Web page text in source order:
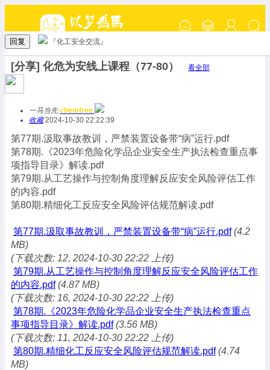
回复 『化工安全交流』
[分享] 化危为安线上课程（77-80） 看全部
一马当先 chemfree
收藏2024-10-30 22:22:39
第77期.汲取事故教训，严禁装置设备带“病”运行.pdf
第78期.《2023年危险化学品企业安全生产执法检查重点事
项指导目录》解读.pdf
第79期.从工艺操作与控制角度理解反应安全风险评估工作
的内容.pdf
第80期.精细化工反应安全风险评估规范解读.pdf
第77期.汲取事故教训，严禁装置设备带“病”运行.pdf (4.2
MB)
(下载次数: 12, 2024-10-30 22:22 上传)
第79期.从工艺操作与控制角度理解反应安全风险评估工作
的内容.pdf (4.87 MB)
(下载次数: 16, 2024-10-30 22:22 上传)
第78期.《2023年危险化学品企业安全生产执法检查重点
事项指导目录》解读.pdf (3.56 MB)
(下载次数: 11, 2024-10-30 22:22 上传)
第80期.精细化工反应安全风险评估规范解读.pdf (4.74
MB)